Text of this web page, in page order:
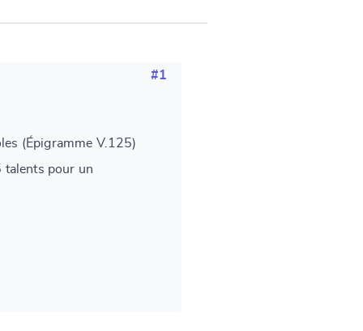
#1
(Épigramme V.125)
talents pour un